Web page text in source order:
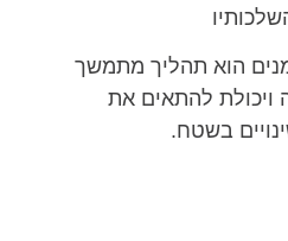
הוא תהליך מתמשך
להתאים את
בשטח.